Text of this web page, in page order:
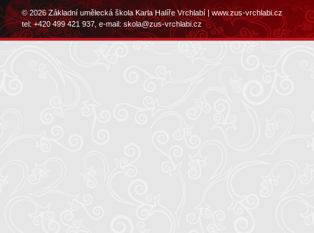
© 2026 Základní umělecká škola Karla Halíře Vrchlabí |www.zus-vrchlabi.cz
tel: +420 499 421 937, e-mail:skola@zus-vrchlabi.cz